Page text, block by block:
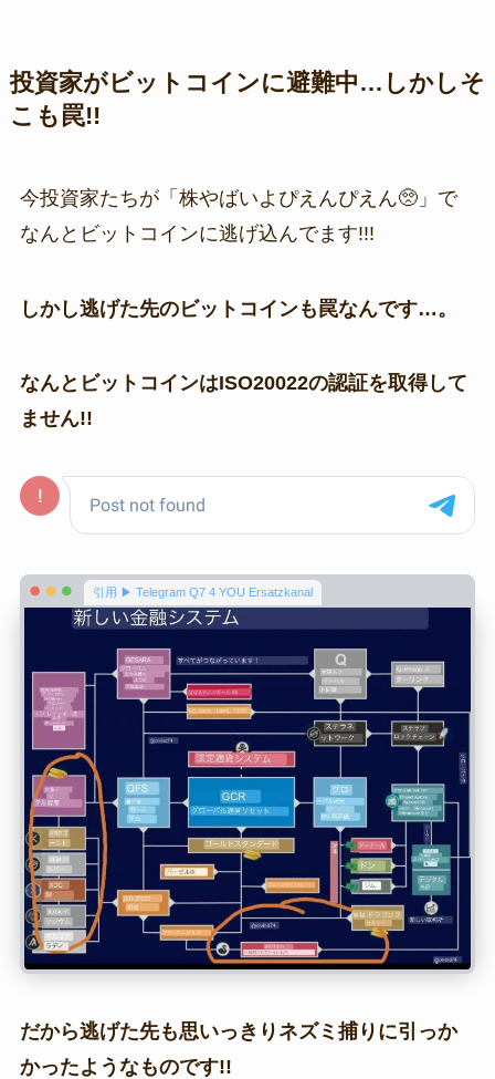
投資家がビットコインに避難中…しかしそ
こも罠!!
今投資家たちが「株やばいよぴえんぴえん🥺」で
なんとビットコインに逃げ込んでます!!!
しかし逃げた先のビットコインも罠なんです…。
なんとビットコインはISO20022の認証を取得して
ません!!
引用 ▶ Telegram Q7 4 YOU Ersatzkanal
だから逃げた先も思いっきりネズミ捕りに引っか
かったようなものです!!